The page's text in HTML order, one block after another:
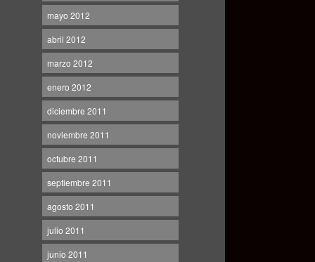
mayo 2012
abril 2012
marzo 2012
enero 2012
diciembre 2011
noviembre 2011
octubre 2011
septiembre 2011
agosto 2011
julio 2011
junio 2011